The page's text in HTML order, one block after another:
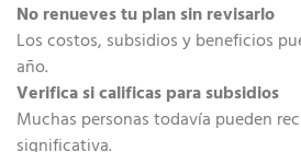
No renueves tu plan sin revisarlo
Los costos, subsidios y beneficios
año.
Verifica si calificas para subsidios
Muchas personas todavía pueden
significativa.